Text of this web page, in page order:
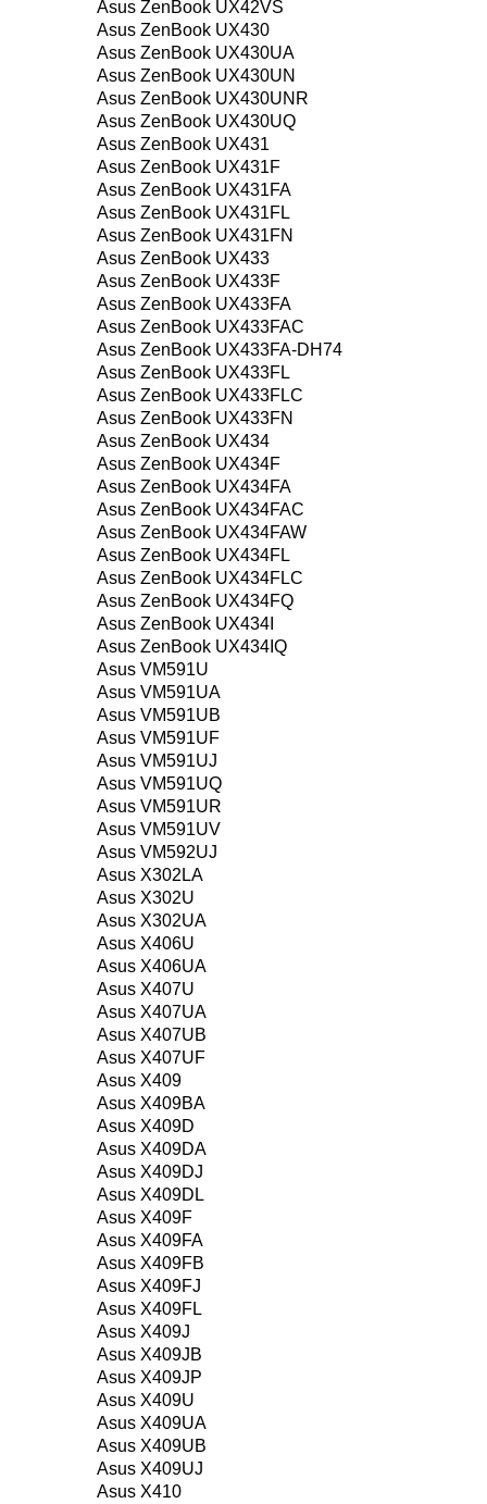
Asus ZenBook UX42VS
Asus ZenBook UX430
Asus ZenBook UX430UA
Asus ZenBook UX430UN
Asus ZenBook UX430UNR
Asus ZenBook UX430UQ
Asus ZenBook UX431
Asus ZenBook UX431F
Asus ZenBook UX431FA
Asus ZenBook UX431FL
Asus ZenBook UX431FN
Asus ZenBook UX433
Asus ZenBook UX433F
Asus ZenBook UX433FA
Asus ZenBook UX433FAC
Asus ZenBook UX433FA-DH74
Asus ZenBook UX433FL
Asus ZenBook UX433FLC
Asus ZenBook UX433FN
Asus ZenBook UX434
Asus ZenBook UX434F
Asus ZenBook UX434FA
Asus ZenBook UX434FAC
Asus ZenBook UX434FAW
Asus ZenBook UX434FL
Asus ZenBook UX434FLC
Asus ZenBook UX434FQ
Asus ZenBook UX434I
Asus ZenBook UX434IQ
Asus VM591U
Asus VM591UA
Asus VM591UB
Asus VM591UF
Asus VM591UJ
Asus VM591UQ
Asus VM591UR
Asus VM591UV
Asus VM592UJ
Asus X302LA
Asus X302U
Asus X302UA
Asus X406U
Asus X406UA
Asus X407U
Asus X407UA
Asus X407UB
Asus X407UF
Asus X409
Asus X409BA
Asus X409D
Asus X409DA
Asus X409DJ
Asus X409DL
Asus X409F
Asus X409FA
Asus X409FB
Asus X409FJ
Asus X409FL
Asus X409J
Asus X409JB
Asus X409JP
Asus X409U
Asus X409UA
Asus X409UB
Asus X409UJ
Asus X410